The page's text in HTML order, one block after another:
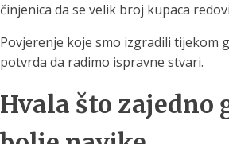
činjenica da se velik broj kupaca
Povjerenje koje smo izgradili tijekom
potvrda da radimo ispravne stvari.
Hvala što zajedno